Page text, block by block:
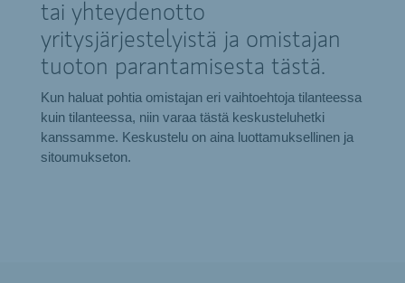
tai yhteydenotto
yritysjärjestelyistä ja omistajan
tuoton parantamisesta tästä.
Kun haluat pohtia omistajan eri vaihtoehtoja tilanteessa
kuin tilanteessa, niin varaa tästä keskusteluhetki
kanssamme. Keskustelu on aina luottamuksellinen ja
sitoumukseton.